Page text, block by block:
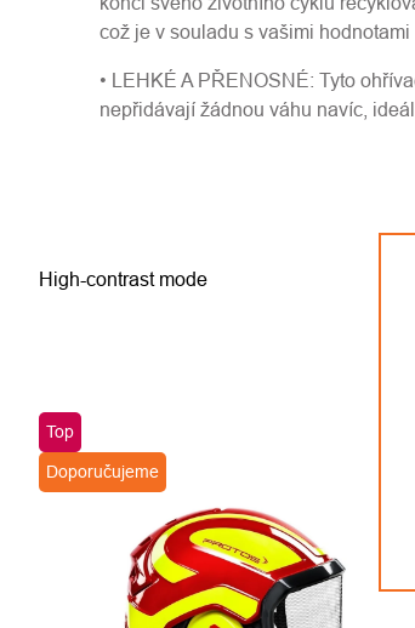
což je v souladu s vašimi hodnotami
• LEHKÉ A PŘENOSNÉ: Tyto
nepřidávají žádnou váhu navíc,
High-contrast mode
Top
Doporučujeme